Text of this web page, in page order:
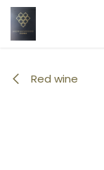
Overslaan naar
Red wine